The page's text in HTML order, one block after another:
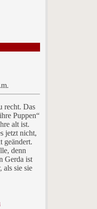
recht. Das
Puppen“
alt ist.
jetzt nicht,
geändert.
denn
Gerda ist
als sie sie